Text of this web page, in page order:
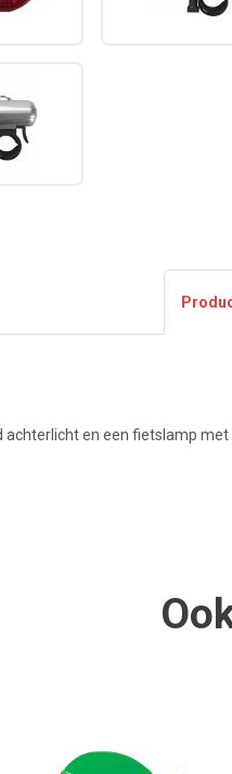
en een fietslamp